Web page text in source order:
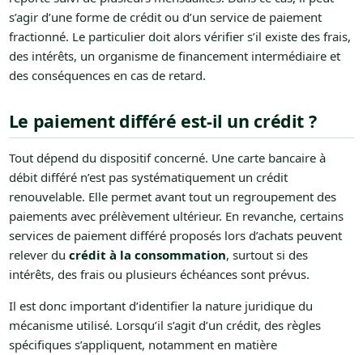
s’agir d’une forme de crédit ou d’un service de paiement
fractionné. Le particulier doit alors vérifier s’il existe des frais,
des intérêts, un organisme de financement intermédiaire et
des conséquences en cas de retard.
Le paiement différé est-il un crédit ?
Tout dépend du dispositif concerné. Une carte bancaire à
débit différé n’est pas systématiquement un crédit
renouvelable. Elle permet avant tout un regroupement des
paiements avec prélèvement ultérieur. En revanche, certains
services de paiement différé proposés lors d’achats peuvent
relever du crédit à la consommation, surtout si des
intérêts, des frais ou plusieurs échéances sont prévus.
Il est donc important d’identifier la nature juridique du
mécanisme utilisé. Lorsqu’il s’agit d’un crédit, des règles
spécifiques s’appliquent, notamment en matière